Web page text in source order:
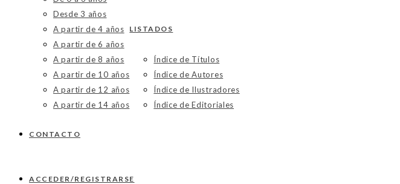
Desde 3 años
A partir de 4 años
A partir de 6 años
A partir de 8 años
A partir de 10 años
A partir de 12 años
A partir de 14 años
LISTADOS
Índice de Títulos
Índice de Autores
Índice de Ilustradores
Índice de Editoriales
CONTACTO
ACCEDER/REGISTRARSE